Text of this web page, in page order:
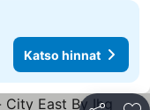
Katso hinnat